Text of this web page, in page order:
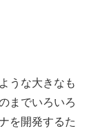
うな大きなも
までいろいろ
を開発するた